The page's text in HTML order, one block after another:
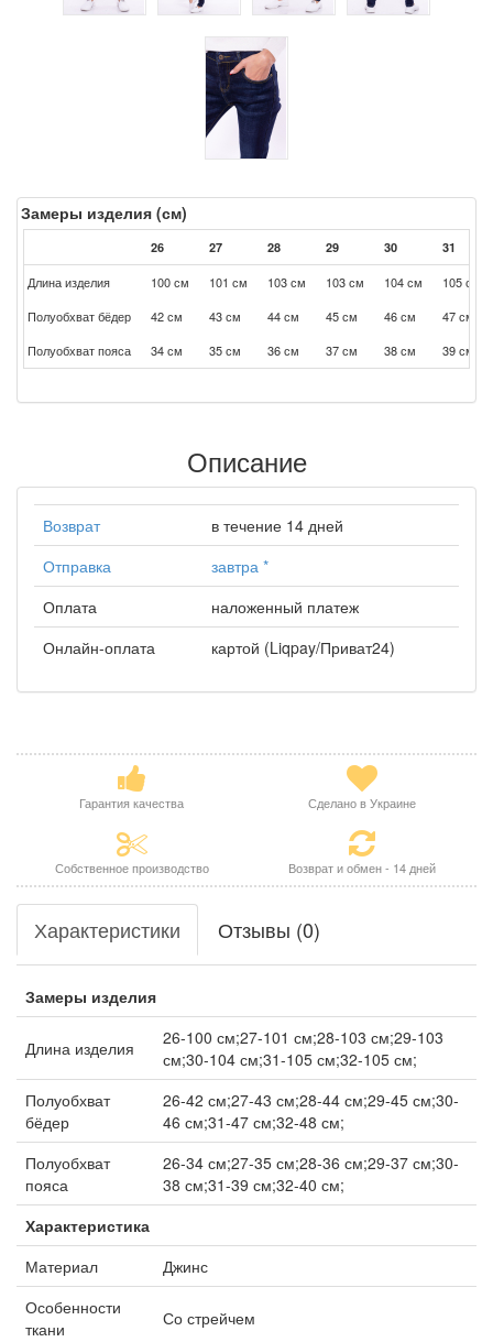
Замеры изделия (см)
26 27 28 29 30 31
Длина изделия 100 см 101 см 103 см 103 см 104 см
105 см
Полуобхват бёдер
42 см 43 см 44 см 45 см 46 см
47 см
Полуобхват пояса
34 см 35 см 36 см 37 см 38 см 39 см
Описание
Возврат
в течение 14 дней
Отправка
завтра *
Оплата
наложенный платеж
Онлайн-оплата
картой (Liqpay/Приват24)
Гарантия качества Сделано в Украине
Собственное производство Возврат и обмен - 14 дней
Характеристики Отзывы (0)
Замеры изделия
Длина изделия
26-100 см;27-101 см;28-103 см;29-103
см;30-104 см;31-105 см;32-105 см;
Полуобхват
бёдер
26-42 см;27-43 см;28-44 см;29-45 см;30-
46 см;31-47 см;32-48 см;
Полуобхват
пояса
26-34 см;27-35 см;28-36 см;29-37 см;30-
38 см;31-39 см;32-40 см;
Характеристика
Материал
Джинс
Особенности
ткани
Со стрейчем